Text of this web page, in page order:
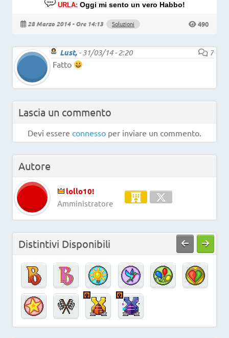
URLA: Oggi mi sento un vero Habbo!
28 Marzo 2014 - Ore 14:13 Soluzioni 490
Lust, -31/03/14 - 2:20
7
Fatto
Lascia un commento
Devi essere connesso per inviare un commento.
Autore
lollo10!
Amministratore
Distintivi Disponibili